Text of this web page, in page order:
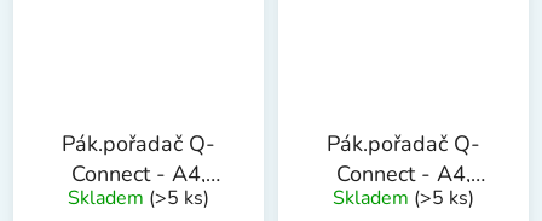
Pák.pořadač Q-
Connect - A4,
poloplast, 5 cm,
Skladem (>5 ks)
Pák.pořadač Q-
Connect - A4,
poloplastový,
Skladem (>5 ks)